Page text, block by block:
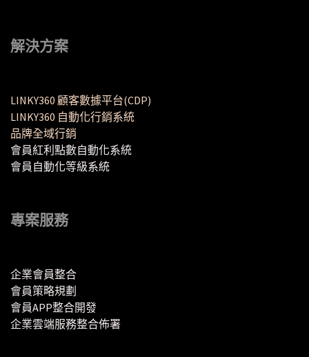
解決方案
LINKY360 顧客數據平台(CDP)
LINKY360 自動化行銷系統
品牌全域行銷
會員紅利點數自動化系統
會員自動化等級系統
專案服務
企業會員整合
會員策略規劃
會員APP整合開發
企業雲端服務整合佈署